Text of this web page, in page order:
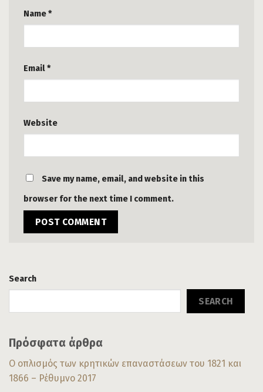
Search
SEARCH
Πρόσφατα άρθρα
Ο οπλισμός των κρητικών επαναστάσεων του 1821 και
1866 – Ρέθυμνο 2017
Name*
Email*
Website
Save my name, email, and website in this
browser for the next time I comment.